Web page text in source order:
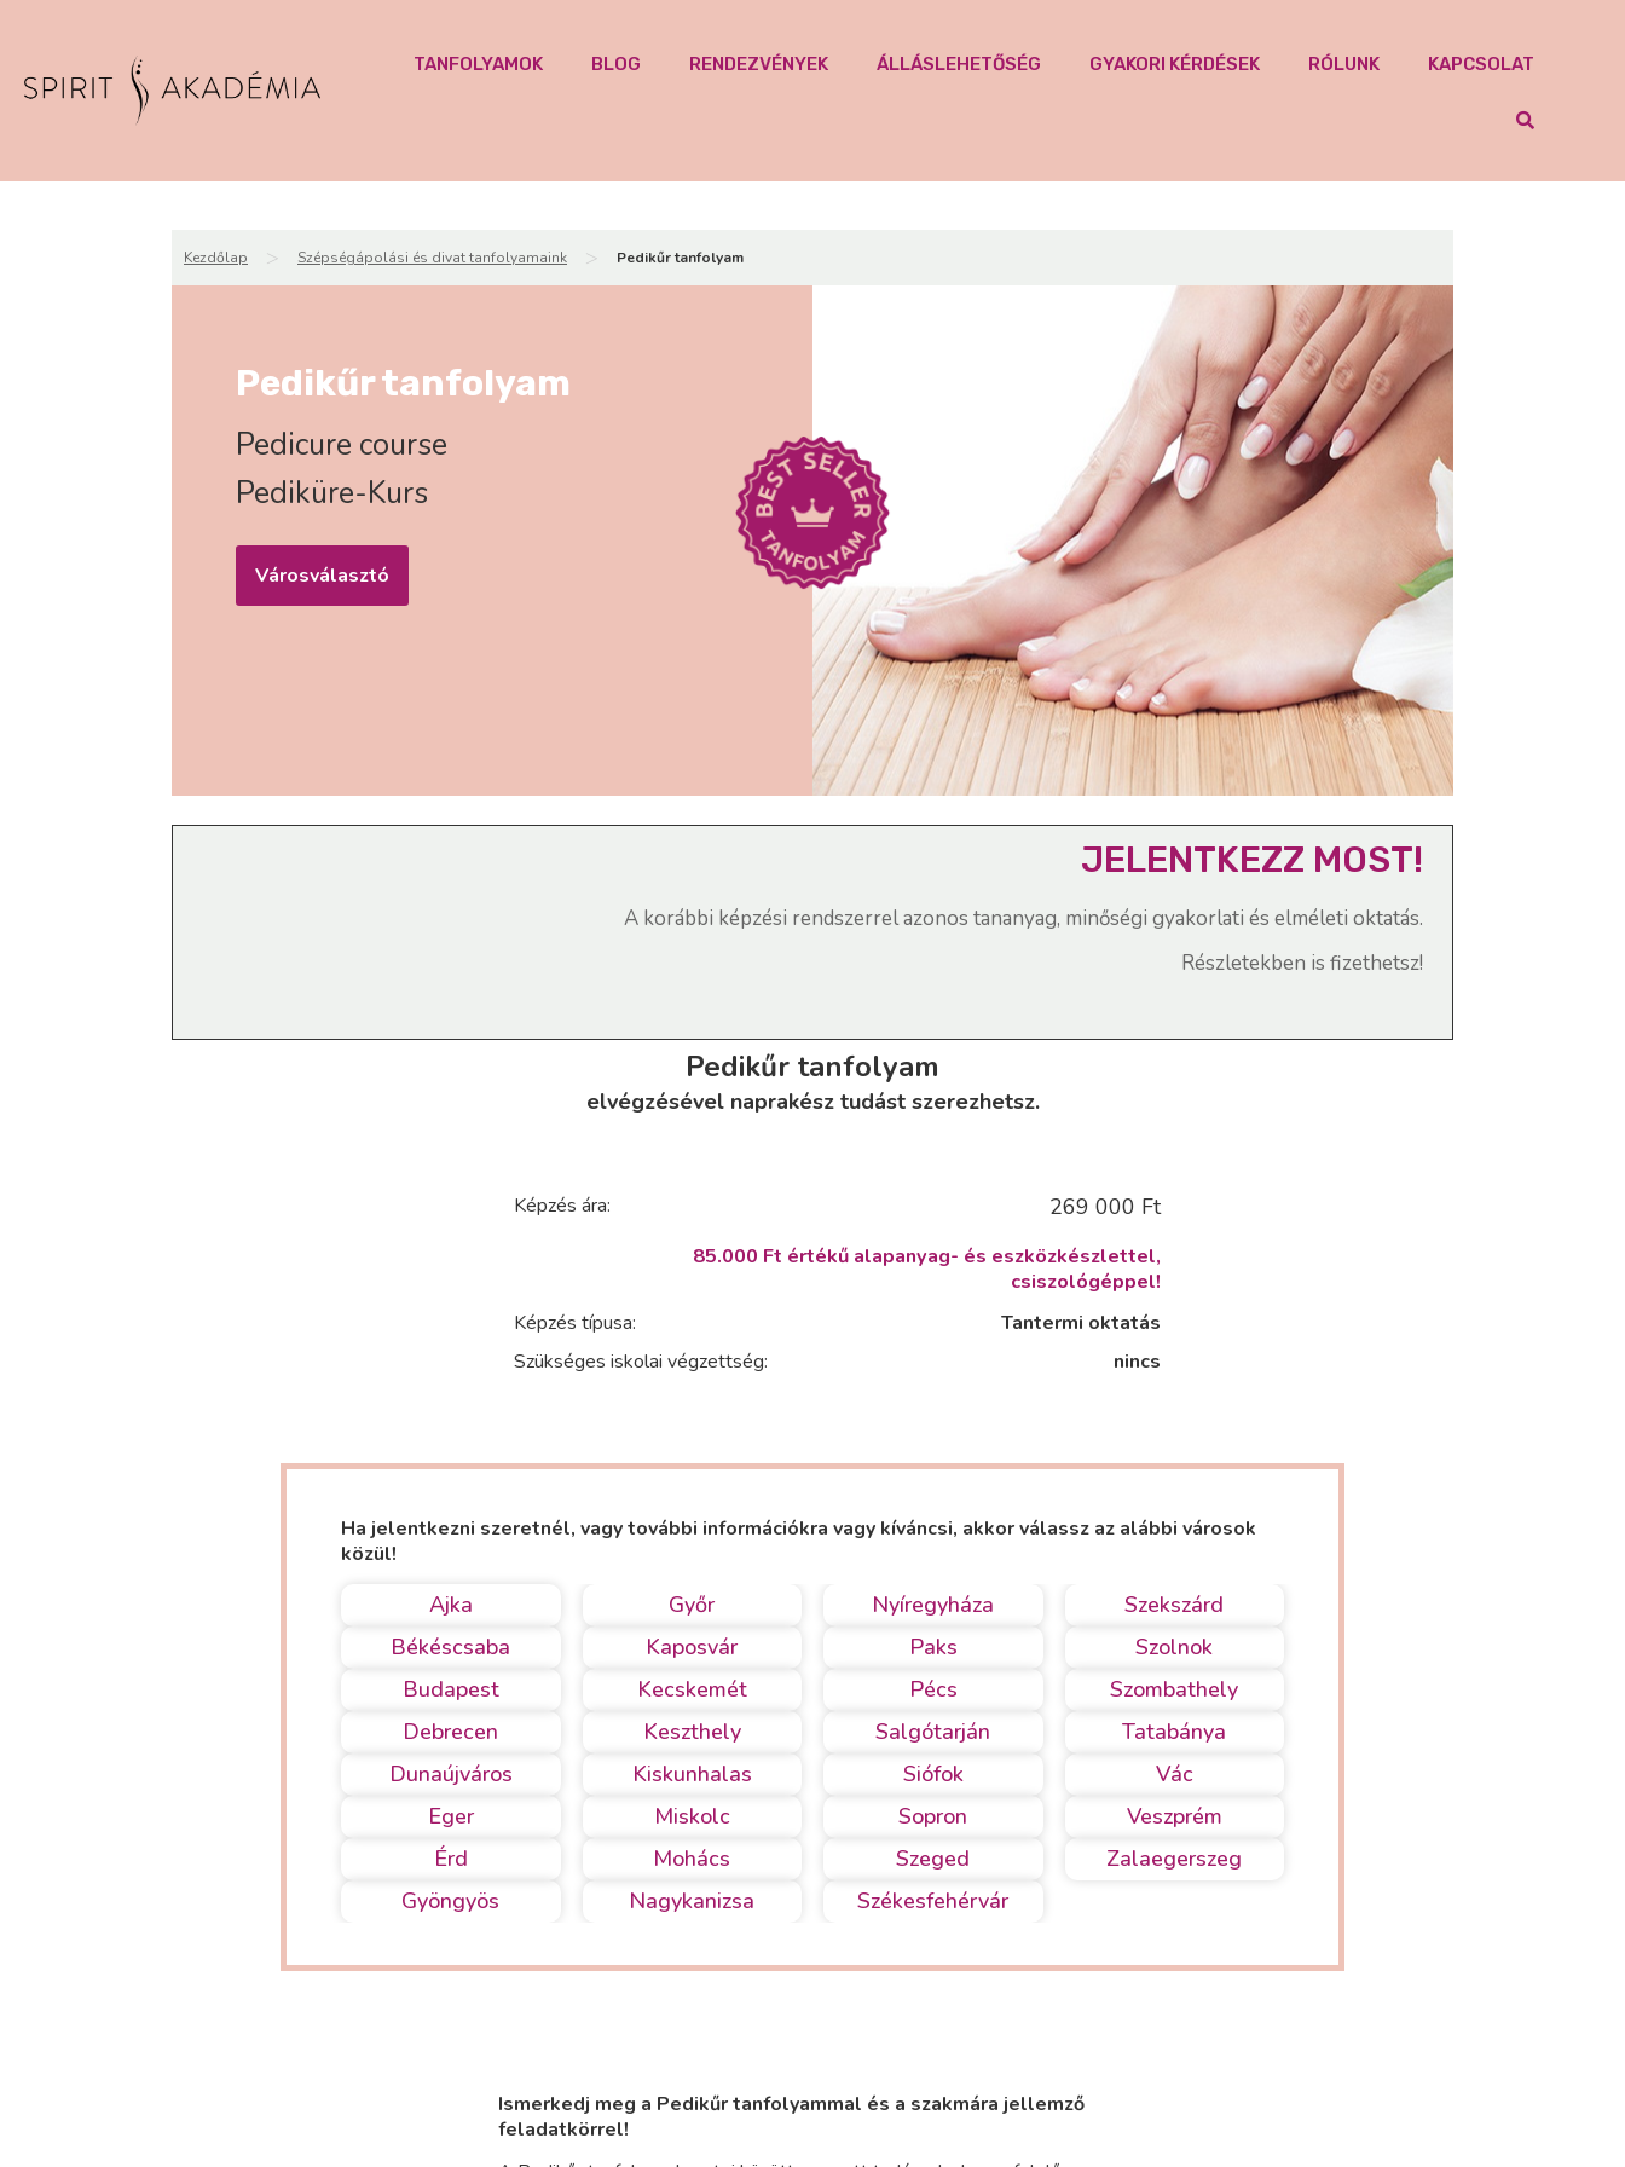
TANFOLYAMOK BLOG RENDEZVÉNYEK ÁLLÁSLEHETŐSÉG GYAKORI KÉRDÉSEK RÓLUNK KAPCSOLAT
Kezdőlap > Szépségápolási és divat tanfolyamaink > Pedikűr tanfolyam
Pedikűr tanfolyam
Pedicure course
Pediküre-Kurs
Városválasztó
JELENTKEZZ MOST!
A korábbi képzési rendszerrel azonos tananyag, minőségi gyakorlati és elméleti oktatás.
Részletekben is fizethetsz!
Pedikűr tanfolyam
elvégzésével naprakész tudást szerezhetsz.
Képzés ára: 269 000 Ft
85.000 Ft értékű alapanyag- és eszközkészlettel,
csiszológéppel!
Képzés típusa:
Tantermi oktatás
Szükséges iskolai végzettség:
nincs
Ha jelentkezni szeretnél, vagy további információkra vagy kíváncsi, akkor válassz az alábbi városok
közül!
Ajka
Békéscsaba
Budapest
Debrecen
Dunaújváros
Eger
Érd
Gyöngyös
Győr
Kaposvár
Kecskemét
Keszthely
Kiskunhalas
Miskolc
Mohács
Nagykanizsa
Nyíregyháza
Paks
Pécs
Salgótarján
Siófok
Sopron
Szeged
Székesfehérvár
Szekszárd
Szolnok
Szombathely
Tatabánya
Vác
Veszprém
Zalaegerszeg
Ismerkedj meg a Pedikűr tanfolyammal és a szakmára jellemző
feladatkörrel!